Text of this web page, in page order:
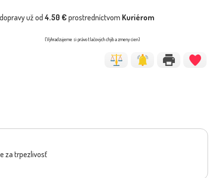
už od4.50 € prostredníctvom Kuriérom
(Vyhradzujeme si právo tlačových chýb a zmeny cien)
za trpezlivosť